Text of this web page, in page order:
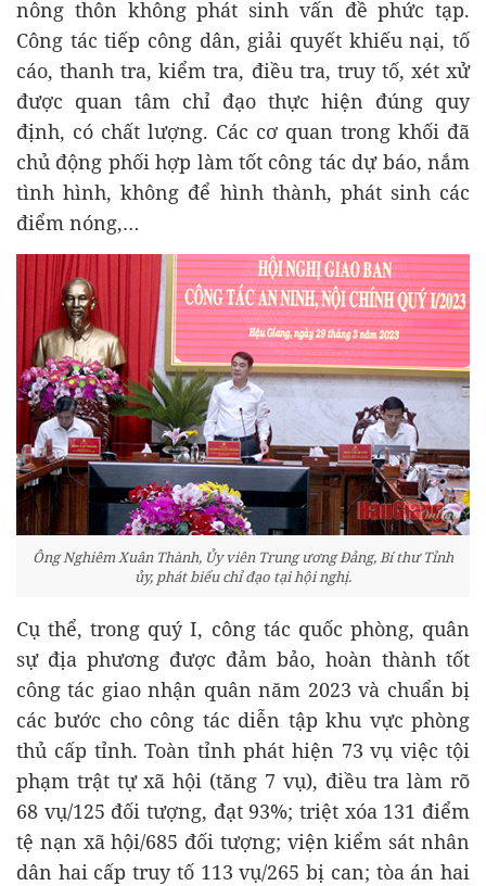
nông thôn không phát sinh vấn đề phức tạp.
Công tác tiếp công dân, giải quyết khiếu nại, tố
cáo, thanh tra, kiểm tra, điều tra, truy tố, xét xử
được quan tâm chỉ đạo thực hiện đúng quy
định, có chất lượng. Các cơ quan trong khối đã
chủ động phối hợp làm tốt công tác dự báo, nắm
tình hình, không để hình thành, phát sinh các
điểm nóng,…
Ông Nghiêm Xuân Thành, Ủy viên Trung ương Đảng, Bí thư Tỉnh
ủy, phát biểu chỉ đạo tại hội nghị.
Cụ thể, trong quý I, công tác quốc phòng, quân
sự địa phương được đảm bảo, hoàn thành tốt
công tác giao nhận quân năm 2023 và chuẩn bị
các bước cho công tác diễn tập khu vực phòng
thủ cấp tỉnh. Toàn tỉnh phát hiện 73 vụ việc tội
phạm trật tự xã hội (tăng 7 vụ), điều tra làm rõ
68 vụ/125 đối tượng, đạt 93%; triệt xóa 131 điểm
tệ nạn xã hội/685 đối tượng; viện kiểm sát nhân
dân hai cấp truy tố 113 vụ/265 bị can; tòa án hai